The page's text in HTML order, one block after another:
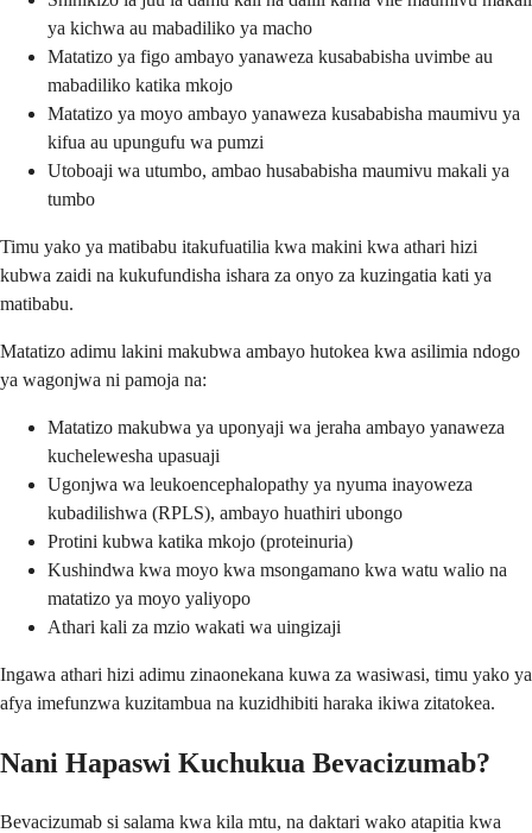
ya kichwa au mabadiliko ya macho
Matatizo ya figo ambayo yanaweza kusababisha uvimbe au
mabadiliko katika mkojo
Matatizo ya moyo ambayo yanaweza kusababisha maumivu ya
kifua au upungufu wa pumzi
Utoboaji wa utumbo, ambao husababisha maumivu makali ya
tumbo
Timu yako ya matibabu itakufuatilia kwa makini kwa athari hizi
kubwa zaidi na kukufundisha ishara za onyo za kuzingatia kati ya
matibabu.
Matatizo adimu lakini makubwa ambayo hutokea kwa asilimia ndogo
ya wagonjwa ni pamoja na:
Matatizo makubwa ya uponyaji wa jeraha ambayo yanaweza
kuchelewesha upasuaji
Ugonjwa wa leukoencephalopathy ya nyuma inayoweza
kubadilishwa (RPLS), ambayo huathiri ubongo
Protini kubwa katika mkojo (proteinuria)
Kushindwa kwa moyo kwa msongamano kwa watu walio na
matatizo ya moyo yaliyopo
Athari kali za mzio wakati wa uingizaji
Ingawa athari hizi adimu zinaonekana kuwa za wasiwasi, timu yako ya
afya imefunzwa kuzitambua na kuzidhibiti haraka ikiwa zitatokea.
Nani Hapaswi Kuchukua Bevacizumab?
Bevacizumab si salama kwa kila mtu, na daktari wako atapitia kwa